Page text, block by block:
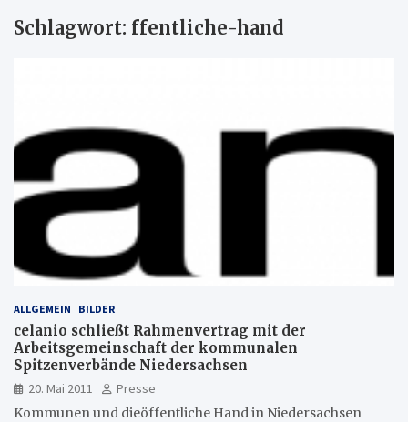
Schlagwort: ffentliche-hand
ALLGEMEIN BILDER
celanio schließt Rahmenvertrag mit der
Arbeitsgemeinschaft der kommunalen
Spitzenverbände Niedersachsen
20. Mai 2011
Presse
Kommunen und dieöffentliche Hand in Niedersachsen